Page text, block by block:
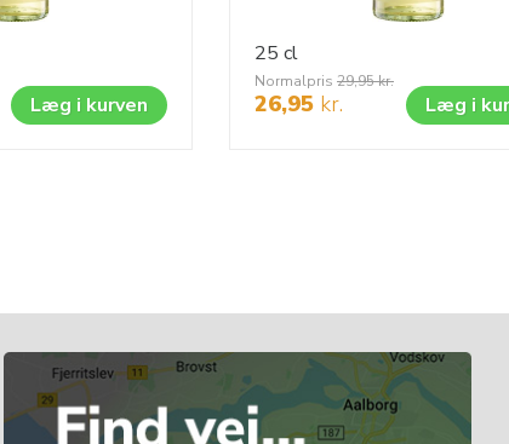
Læg i kurven
25 cl
26,95 kr.
Normalpris 29,95kr.
Læg i